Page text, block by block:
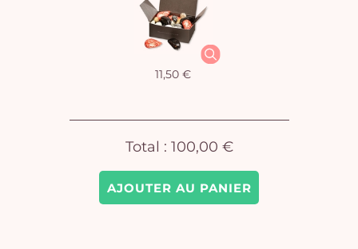
AJOUTER AU PANIER
11,50 €
Total : 100,00 €